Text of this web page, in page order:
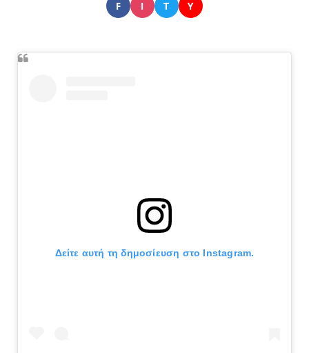
F I T Y
Δείτε αυτή τη δημοσίευση στο Instagram.